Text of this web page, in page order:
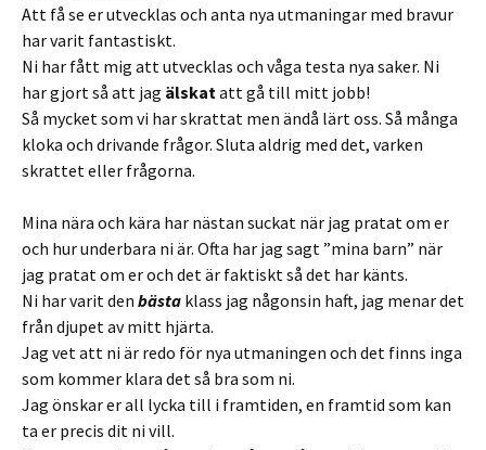
Att få se er utvecklas och anta nya utmaningar med bravur
har varit fantastiskt.
Ni har fått mig att utvecklas och våga testa nya saker. Ni
har gjort så att jag älskatatt gå till mitt jobb!
Så mycket som vi har skrattat men ändå lärt oss. Så många
kloka och drivande frågor. Sluta aldrig med det, varken
skrattet eller frågorna.
Mina nära och kära har nästan suckat när jag pratat om er
och hur underbara ni är. Ofta har jag sagt ”mina barn” när
jag pratat om er och det är faktiskt så det har känts.
Ni har varit den bästa klass jag någonsin haft, jag menar det
från djupet av mitt hjärta.
Jag vet att ni är redo för nya utmaningen och det finns inga
som kommer klara det så bra som ni.
Jag önskar er all lycka till i framtiden, en framtid som kan
ta er precis dit ni vill.